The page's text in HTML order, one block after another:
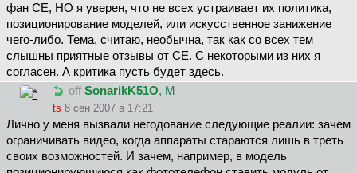
фан СЕ, НО я уверен, что не всех устраивает их политика,
позиционирование моделей, или искусственное занижение
чего-либо. Тема, считаю, необычна, так как со всех тем
слышны приятные отзывы от СЕ. С некоторыми из них я
согласен. А критика пусть будет здесь.
off SonarikK51O, М
ts 8 сен 2007 в 17:21
Лично у меня вызвали негодование следующие реалии: зачем
ограничивать видео, когда аппараты стараются лишь в треть
своих возможностей. И зачем, например, в модель